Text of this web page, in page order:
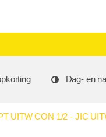
Dag- en
UITW CON 1/2 - JIC